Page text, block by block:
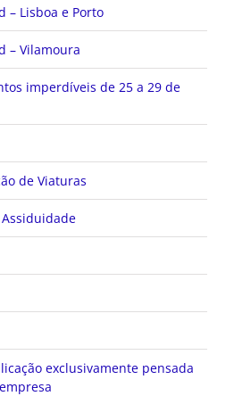
– Lisboa e Porto
– Vilamoura
imperdíveis de 25 a 29 de
de Viaturas
Assiduidade
exclusivamente pensada